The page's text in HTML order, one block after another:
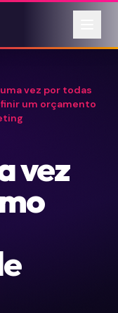
vez por todas
um orçamento
vez